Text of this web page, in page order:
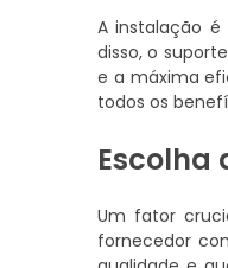
A instalação é
disso, o
e a máxima
todos os
Escolha
Um fator
fornecedor